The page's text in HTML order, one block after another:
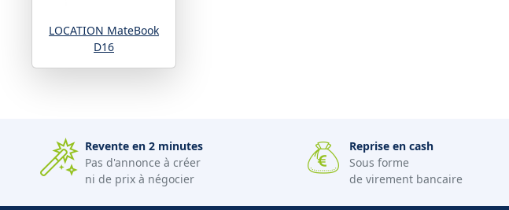
LOCATION MateBook
D16
Revente en 2 minutes
Pas d'annonce à créer
ni de prix à négocier
Reprise en cash
Sous forme
de virement bancaire